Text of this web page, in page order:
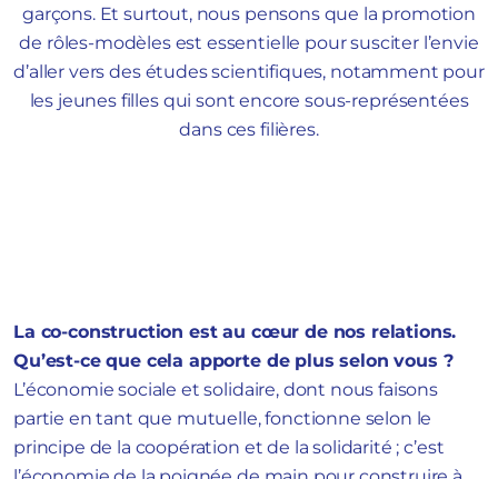
garçons. Et surtout, nous pensons que la promotion
de rôles-modèles est essentielle pour susciter l’envie
d’aller vers des études scientifiques, notamment pour
les jeunes filles qui sont encore sous-représentées
dans ces filières.
La co-construction est au cœur de nos relations.
Qu’est-ce que cela apporte de plus selon vous ?
L’économie sociale et solidaire, dont nous faisons
partie en tant que mutuelle, fonctionne selon le
principe de la coopération et de la solidarité ; c’est